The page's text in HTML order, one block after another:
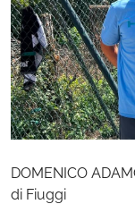
DOMENICO
di Fiuggi